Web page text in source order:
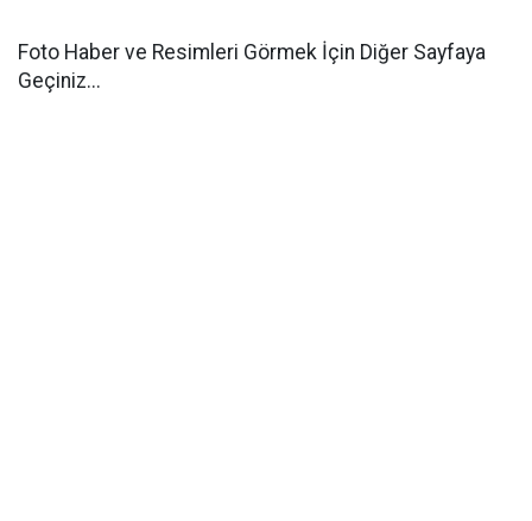
Foto Haber ve Resimleri Görmek İçin Diğer Sayfaya
Geçiniz...